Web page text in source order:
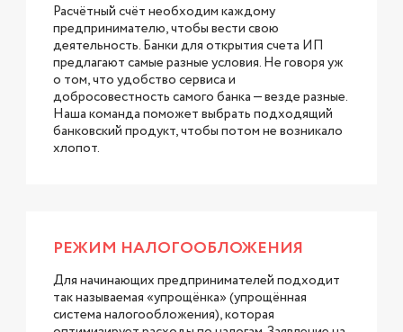
Расчётный счёт необходим каждому
предпринимателю, чтобы вести свою
деятельность. Банки для открытия счета ИП
предлагают самые разные условия. Не говоря уж
о том, что удобство сервиса и
добросовестность самого банка — везде разные.
Наша команда поможет выбрать подходящий
банковский продукт, чтобы потом не возникало
хлопот.
РЕЖИМ НАЛОГООБЛОЖЕНИЯ
Для начинающих предпринимателей подходит
так называемая «упрощёнка» (упрощённая
система налогообложения), которая